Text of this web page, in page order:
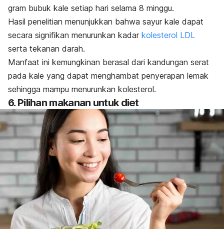
gram bubuk kale setiap hari selama 8 minggu.
Hasil penelitian menunjukkan bahwa sayur kale dapat
secara signifikan menurunkan kadar kolesterol LDL
serta tekanan darah.
Manfaat ini kemungkinan berasal dari kandungan serat
pada kale yang dapat menghambat penyerapan lemak
sehingga mampu menurunkan kolesterol.
6. Pilihan makanan untuk diet